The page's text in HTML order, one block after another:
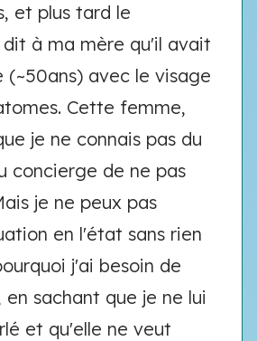
et plus tard le
à ma mère qu'il avait
(~50ans) avec le visage
Cette femme,
je ne connais pas du
concierge de ne pas
je ne peux pas
en l'état sans rien
j'ai besoin de
en sachant que je ne lui
et qu'elle ne veut